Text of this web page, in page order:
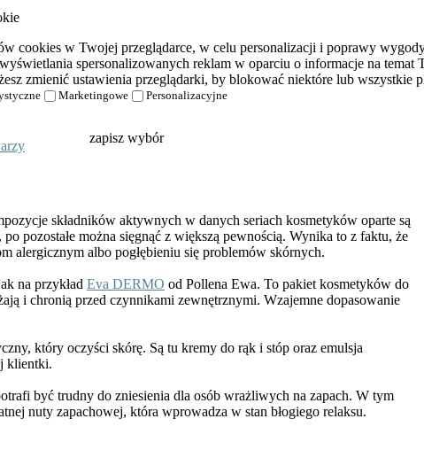
składników aktywnych w danych seriach kosmetyków oparte są
pozostałe można sięgnąć z większą pewnością. Wynika to z faktu, że
alergicznym albo pogłębieniu się problemów skórnych.
na przykład Eva DERMO od Pollena Ewa. To pakiet kosmetyków do
i chronią przed czynnikami zewnętrznymi. Wzajemne dopasowanie
który oczyści skórę. Są tu kremy do rąk i stóp oraz emulsja
klientki.
być trudny do zniesienia dla osób wrażliwych na zapach. W tym
nuty zapachowej, która wprowadza w stan błogiego relaksu.
cookies w Twojej przeglądarce, w celu personalizacji i poprawy
spersonalizowanych reklam w oparciu o informacje na
zmienić ustawienia przeglądarki, by blokować niektóre lub wszystkie
Marketingowe Personalizacyjne
zapisz wybór